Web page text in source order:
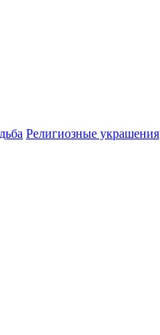
Религиозные украшения